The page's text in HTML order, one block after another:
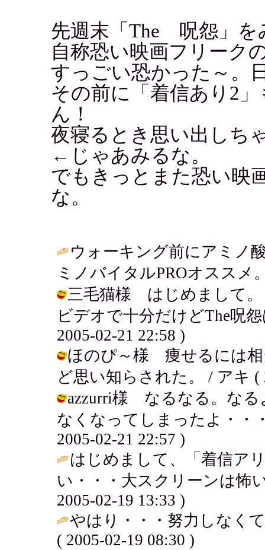
先週末「The 呪怨」を
自称恐い映画フリーク
すっごい恐かった～。
その前に「着信あり2
ん！
夜寝るとき思い出しち
←じゃあみるな。
でもきっとまた恐い映
な。
ウォーキング前にアミノ
ミノバイタルPROオススメ
三毛猫様 はじめまして。
ビデオで十分だけどThe呪
2005-02-21 22:58 )
ほのぴ～様 痩せるには相
ど思い知らされた。 / アキ (
azzurri様 なるなる。なる
なくなってしまったよ・・
2005-02-21 22:57 )
はじめまして、「着信ア
い・・・大スクリーンは怖
2005-02-19 13:33 )
やはり・・・努力しなく
( 2005-02-19 08:30 )